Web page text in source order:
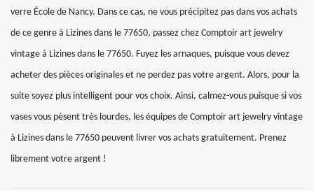
verre École de Nancy. Dans ce cas, ne vous précipitez pas dans vos achats
de ce genre à Lizines dans le 77650, passez chez Comptoir art jewelry
vintage à Lizines dans le 77650. Fuyez les arnaques, puisque vous devez
acheter des pièces originales et ne perdez pas votre argent. Alors, pour la
suite soyez plus intelligent pour vos choix. Ainsi, calmez-vous puisque si vos
vases vous pèsent très lourdes, les équipes de Comptoir art jewelry vintage
à Lizines dans le 77650 peuvent livrer vos achats gratuitement. Prenez
librement votre argent !